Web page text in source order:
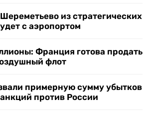
из стратегических
с аэропортом
Франция готова продать
флот
примерную сумму убытков
против России